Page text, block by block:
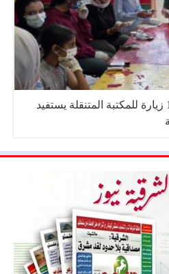
مكتبة مصر العامة تنظم 19 زيارة للمكتبة المتنقلة يستفيد